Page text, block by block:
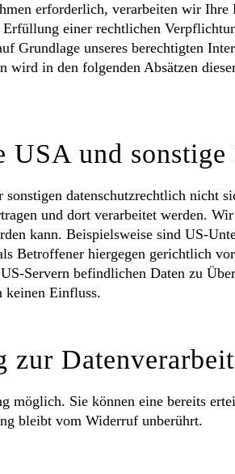
erforderlich, verarbeiten wir Ihre
einer rechtlichen
Grundlage unseres berechtigten
in den folgenden Absätzen
und sonstige
datenschutzrechtlich nicht
und dort verarbeitet werden.
kann. Beispielsweise sind US-
Betroffener hiergegen gerichtlich
Servern befindlichen Daten zu
keinen Einfluss.
möglich. Sie können eine bereits
bleibt vom Widerruf unberührt.